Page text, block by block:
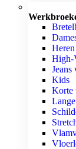
Heren
High-
Jeans
Kids
Korte